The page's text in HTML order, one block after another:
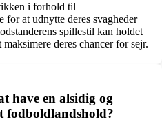
i forhold til
for at udnytte deres svagheder
spillestil kan holdet
deres chancer for sejr.
have en alsidig og
fodboldlandshold?